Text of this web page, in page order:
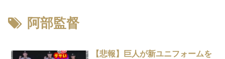
阿部監督
【悲報】巨人が新ユニフォームを